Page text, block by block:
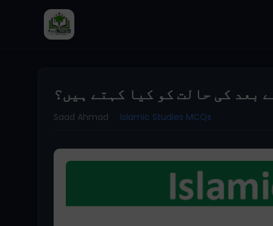
بعد کی حالت کو کیا کہتے ہیں؟
Saad Ahmad Islamic Studies MCQs